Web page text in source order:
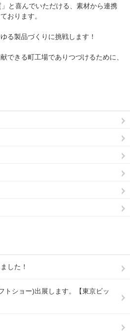
と喜んでいただける、素材から連携
おります。
る製品づくりに挑戦します！
できる町工場でありつづけるために、
した！
トショー)出展します。【東京ビッ